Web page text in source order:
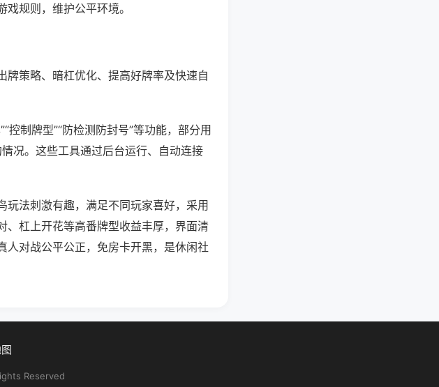
规则，维护公平环境。
策略、暗杠优化、提高好牌率及快速自
控制牌型”“防检测防封号”等功能，部分用
况。这些工具通过后台运行、自动连接
玩法刺激有趣，满足不同玩家喜好，采用
、杠上开花等高番牌型收益丰厚，界面清
人对战公平公正，免房卡开黑，是休闲社
Reserved